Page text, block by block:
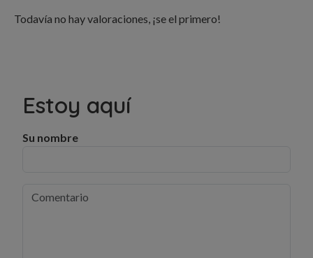
Todavía no hay valoraciones, ¡se el primero!
Estoy aquí
Su nombre